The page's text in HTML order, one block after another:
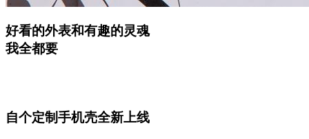
好看的外表和有趣的灵魂
我全都要
自个定制手机壳全新上线